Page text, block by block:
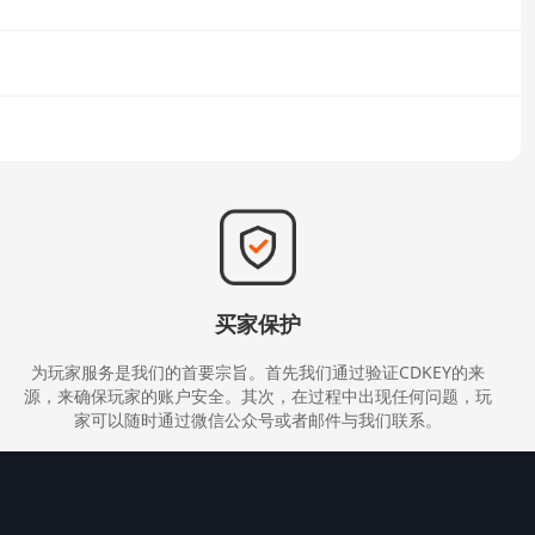
买家保护
为玩家服务是我们的首要宗旨。首先我们通过验证CDKEY的来
源，来确保玩家的账户安全。其次，在过程中出现任何问题，玩
家可以随时通过微信公众号或者邮件与我们联系。